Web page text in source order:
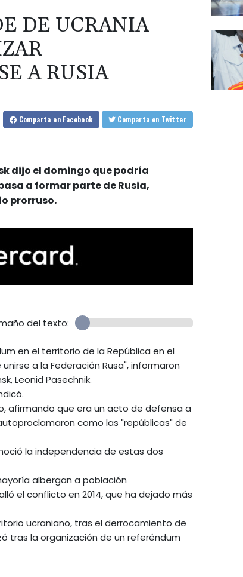
DE UCRANIA
A RUSIA
Comparta en Facebook Comparta en Twitter
dijo el domingo que podría
a formar parte de Rusia,
prorruso.
del texto:
en el territorio de la República en el
a la Federación Rusa", informaron
Leonid Pasechnik.
afirmando que era un acto de defensa a
como las "repúblicas" de
la independencia de estas dos
albergan a población
el conflicto en 2014, que ha dejado más
ucraniano, tras el derrocamiento de
tras la organización de un referéndum